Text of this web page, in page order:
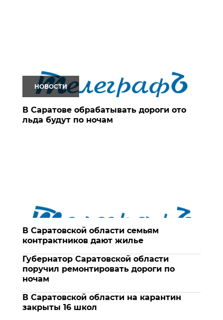
НОВОСТИ
В Саратове обрабатывать дороги ото
льда будут по ночам
В Саратовской области семьям
контрактников дают жилье
Губернатор Саратовской области
поручил ремонтировать дороги по
ночам
В Саратовской области на карантин
закрыты 16 школ